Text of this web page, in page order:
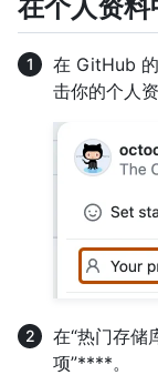
在个人资料
在 GitHub
击你的个人
在“热门存储
项”****。